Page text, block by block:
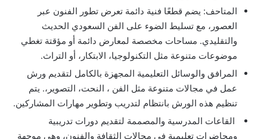
المتاحف: يضم قطعًا فنية دائمة تعرض تطور الفنون عبر
العصور، مع تسليط الضوء على الفن السعودي الحديث
والتقليدي. مساحات مخصصة لمعارض دائمة أو مؤقتة تغطي
موضوعات متنوعة مثل التكنولوجيا، الابتكار، أو التراث.
المرافق والوسائل التعليمية المجهزة بالكامل لتقديم ورش
عمل في مجالات متنوعة مثل الفن ، النحت، التصوير،. يتم
تنظيم هذه الورش بانتظام لتدريب وتطوير مهارات المشاركين.
القاعات المدرسية والمصممة لتقديم دورات تدريبية
ومحاضرات تعليمية في مجالات الثقافة والفنون، وهي موجهة